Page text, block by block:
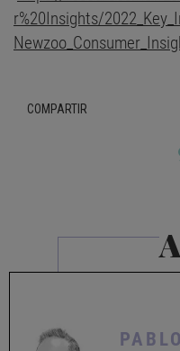
r%20Insights/
COMPARTIR